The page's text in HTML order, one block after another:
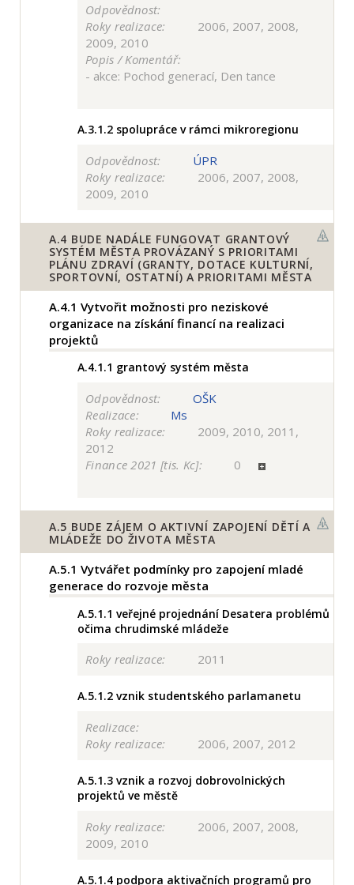
Odpovědnost:
Roky realizace:
2006, 2007, 2008,
2009, 2010
Popis / Komentář:
- akce: Pochod generací, Den tance
A.3.1.2 spolupráce v rámci mikroregionu
Odpovědnost:
ÚPR
Roky realizace:
2006, 2007, 2008,
2009, 2010
A.4 BUDE NADÁLE FUNGOVAT GRANTOVÝ
SYSTÉM MĚSTA PROVÁZANÝ S PRIORITAMI
PLÁNU ZDRAVÍ (GRANTY, DOTACE KULTURNÍ,
SPORTOVNÍ, OSTATNÍ) A PRIORITAMI MĚSTA
A.4.1 Vytvořit možnosti pro neziskové
organizace na získání financí na realizaci
projektů
A.4.1.1 grantový systém města
Odpovědnost:
OŠK
Realizace:
Ms
Roky realizace:
2009, 2010, 2011,
2012
Finance 2021 [tis. Kc]:
0
A.5 BUDE ZÁJEM O AKTIVNÍ ZAPOJENÍ DĚTÍ A
MLÁDEŽE DO ŽIVOTA MĚSTA
A.5.1 Vytvářet podmínky pro zapojení mladé
generace do rozvoje města
A.5.1.1 veřejné projednání Desatera problémů
očima chrudimské mládeže
Roky realizace: 2011
A.5.1.2 vznik studentského parlamanetu
Realizace:
Roky realizace:
2006, 2007, 2012
A.5.1.3 vznik a rozvoj dobrovolnických
projektů ve městě
Roky realizace:
2006, 2007, 2008,
2009, 2010
A.5.1.4 podpora aktivačních programů pro